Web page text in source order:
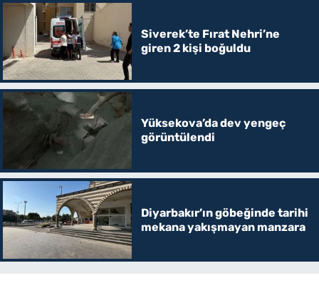
Siverek’te Fırat Nehri’ne
giren 2 kişi boğuldu
Yüksekova’da dev yengeç
görüntülendi
Diyarbakır’ın göbeğinde tarihi
mekana yakışmayan manzara